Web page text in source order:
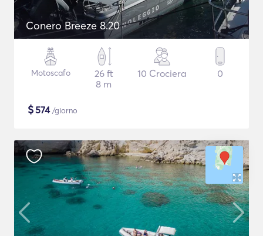
Conero Breeze 8.20
Motoscafo
26 ft
8 m
10 Crociera 0
$574/giorno